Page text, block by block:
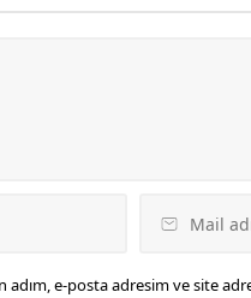
adım, e-posta adresim ve site